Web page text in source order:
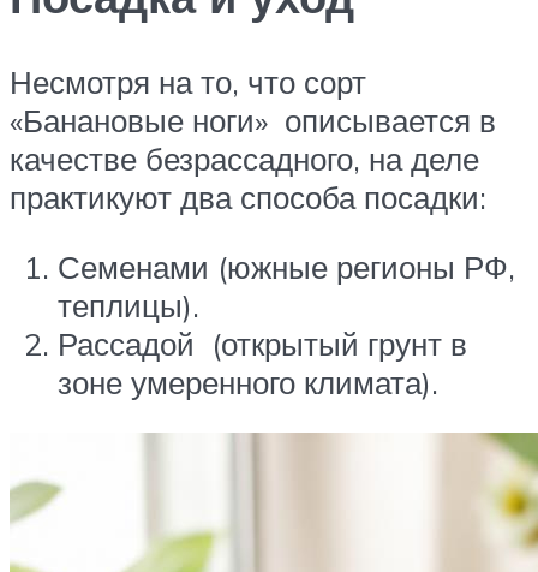
Несмотря на то, что сорт
«Банановые ноги» описывается в
качестве безрассадного, на деле
практикуют два способа посадки:
Семенами (южные регионы РФ,
теплицы).
Рассадой (открытый грунт в
зоне умеренного климата).